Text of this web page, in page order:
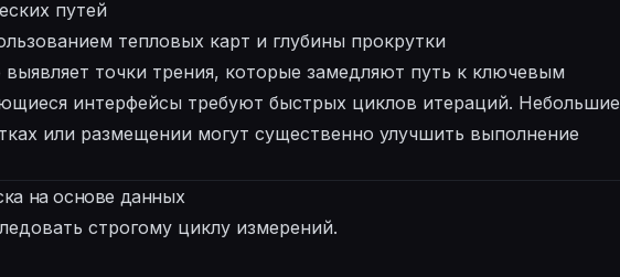
путей
тепловых карт и глубины прокрутки
выявляет точки трения, которые замедляют путь к ключевым
интерфейсы требуют быстрых циклов итераций. Небольшие
или размещении могут существенно улучшить выполнение
на основе данных
строгому циклу измерений.